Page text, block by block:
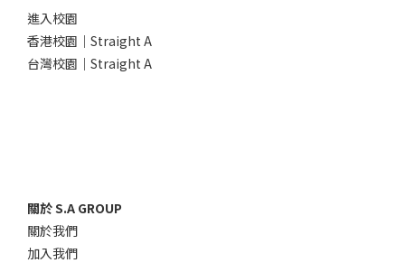
進入校園
香港校園｜Straight A
台灣校園｜Straight A
關於 S.A GROUP
關於我們
加入我們